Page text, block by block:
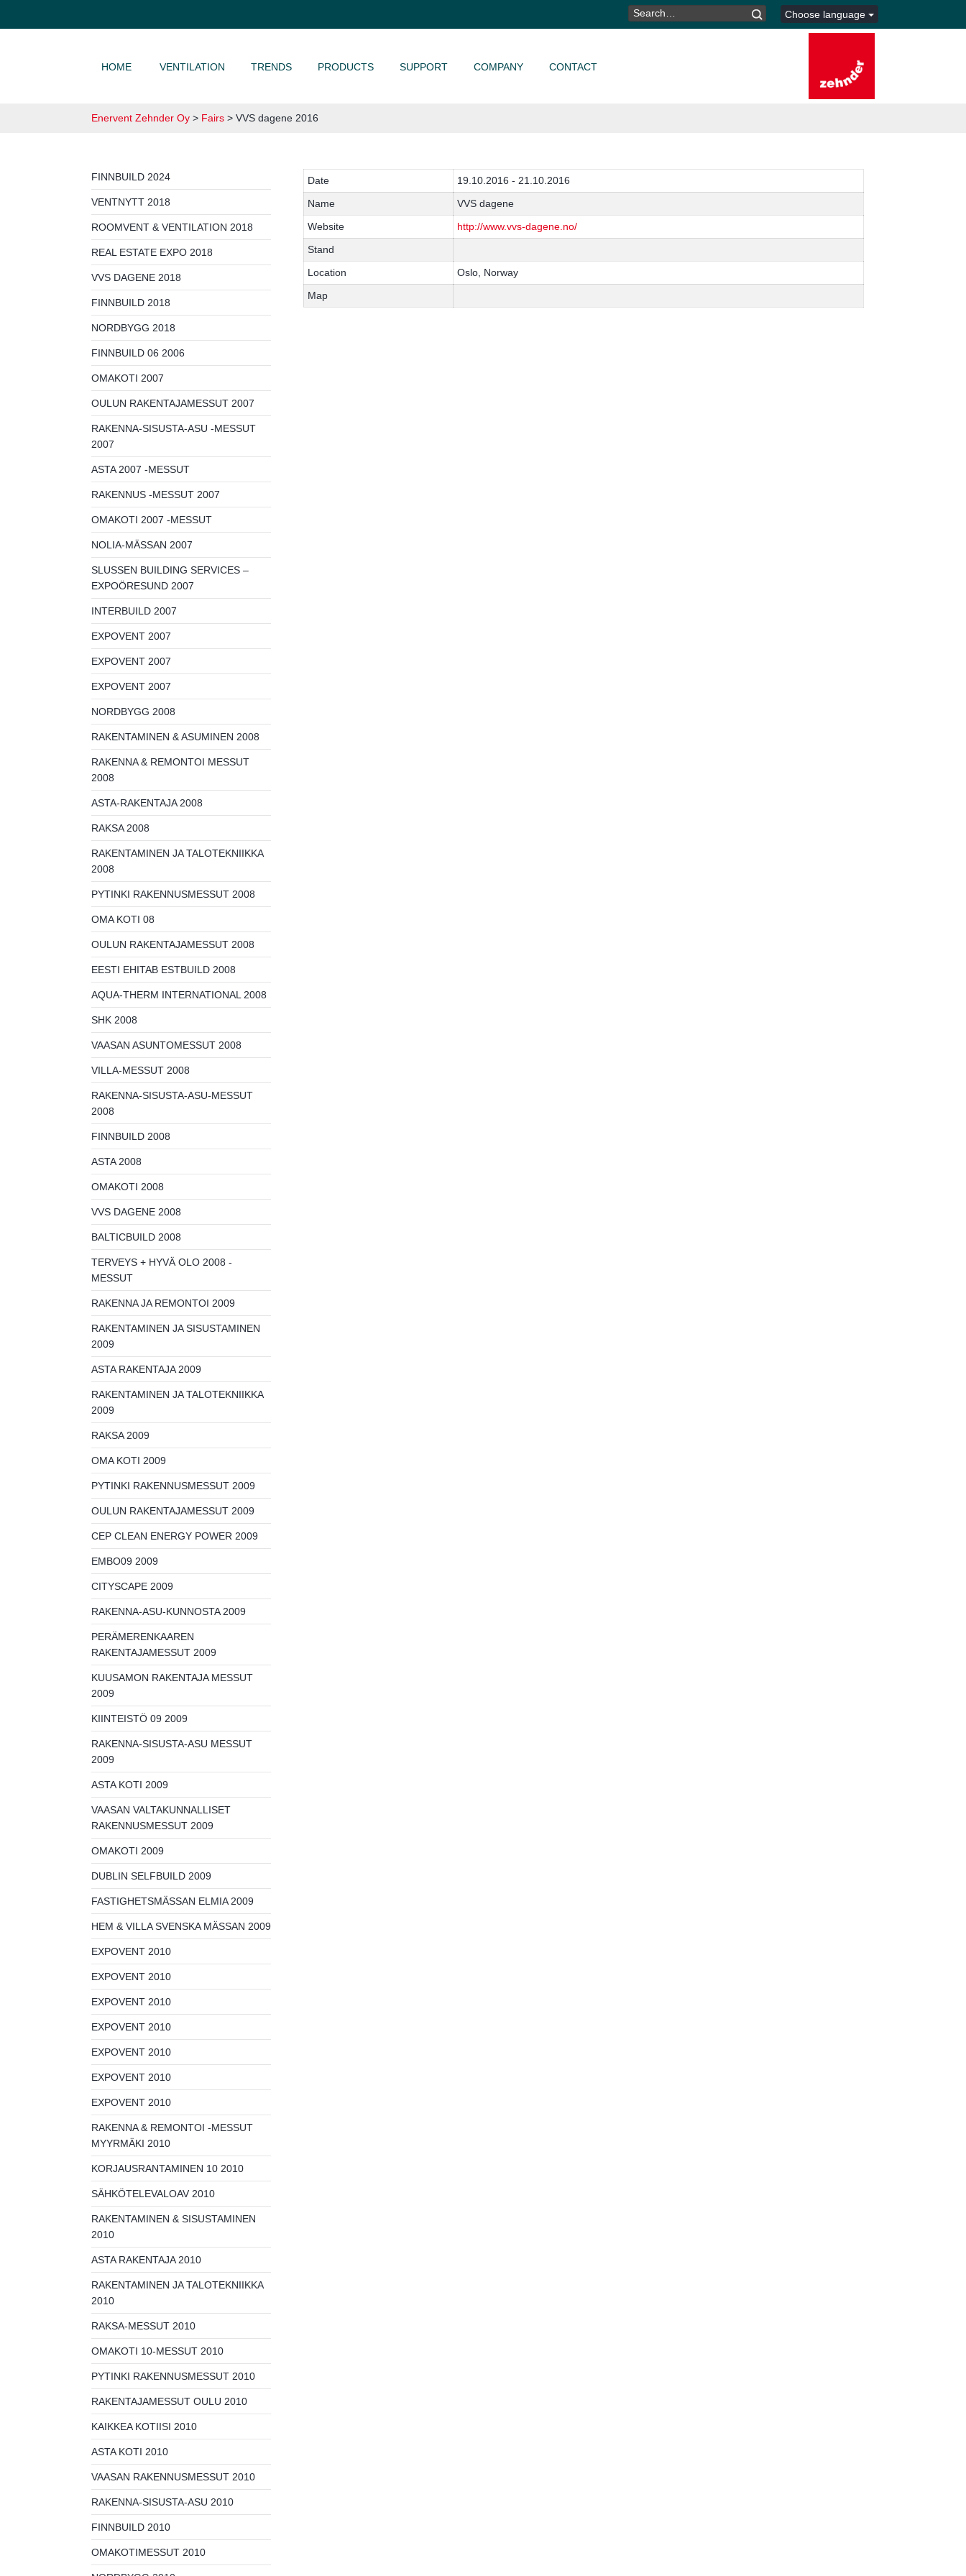
SEARCH
FOR:
Choose language
HOME VENTILATION TRENDS PRODUCTS SUPPORT COMPANY CONTACT
Enervent Zehnder Oy > Fairs > VVS dagene 2016
FINNBUILD 2024
VENTNYTT 2018
ROOMVENT & VENTILATION 2018
REAL ESTATE EXPO 2018
VVS DAGENE 2018
FINNBUILD 2018
NORDBYGG 2018
FINNBUILD 06 2006
OMAKOTI 2007
OULUN RAKENTAJAMESSUT 2007
RAKENNA-SISUSTA-ASU -MESSUT
2007
ASTA 2007 -MESSUT
RAKENNUS -MESSUT 2007
OMAKOTI 2007 -MESSUT
NOLIA-MÄSSAN 2007
SLUSSEN BUILDING SERVICES –
EXPOÖRESUND 2007
INTERBUILD 2007
EXPOVENT 2007
EXPOVENT 2007
EXPOVENT 2007
NORDBYGG 2008
RAKENTAMINEN & ASUMINEN 2008
RAKENNA & REMONTOI MESSUT
2008
ASTA-RAKENTAJA 2008
RAKSA 2008
RAKENTAMINEN JA TALOTEKNIIKKA
2008
PYTINKI RAKENNUSMESSUT 2008
OMA KOTI 08
OULUN RAKENTAJAMESSUT 2008
EESTI EHITAB ESTBUILD 2008
AQUA-THERM INTERNATIONAL 2008
SHK 2008
VAASAN ASUNTOMESSUT 2008
VILLA-MESSUT 2008
RAKENNA-SISUSTA-ASU-MESSUT
2008
FINNBUILD 2008
ASTA 2008
OMAKOTI 2008
VVS DAGENE 2008
BALTICBUILD 2008
TERVEYS + HYVÄ OLO 2008 -
MESSUT
RAKENNA JA REMONTOI 2009
RAKENTAMINEN JA SISUSTAMINEN
2009
ASTA RAKENTAJA 2009
RAKENTAMINEN JA TALOTEKNIIKKA
2009
RAKSA 2009
OMA KOTI 2009
PYTINKI RAKENNUSMESSUT 2009
OULUN RAKENTAJAMESSUT 2009
CEP CLEAN ENERGY POWER 2009
EMBO09 2009
CITYSCAPE 2009
RAKENNA-ASU-KUNNOSTA 2009
PERÄMERENKAAREN
RAKENTAJAMESSUT 2009
KUUSAMON RAKENTAJA MESSUT
2009
KIINTEISTÖ 09 2009
RAKENNA-SISUSTA-ASU MESSUT
2009
ASTA KOTI 2009
VAASAN VALTAKUNNALLISET
RAKENNUSMESSUT 2009
OMAKOTI 2009
DUBLIN SELFBUILD 2009
FASTIGHETSMÄSSAN ELMIA 2009
HEM & VILLA SVENSKA MÄSSAN 2009
EXPOVENT 2010
EXPOVENT 2010
EXPOVENT 2010
EXPOVENT 2010
EXPOVENT 2010
EXPOVENT 2010
EXPOVENT 2010
RAKENNA & REMONTOI -MESSUT
MYYRMÄKI 2010
KORJAUSRANTAMINEN 10 2010
SÄHKÖTELEVALOAV 2010
RAKENTAMINEN & SISUSTAMINEN
2010
ASTA RAKENTAJA 2010
RAKENTAMINEN JA TALOTEKNIIKKA
2010
RAKSA-MESSUT 2010
OMAKOTI 10-MESSUT 2010
PYTINKI RAKENNUSMESSUT 2010
RAKENTAJAMESSUT OULU 2010
KAIKKEA KOTIISI 2010
ASTA KOTI 2010
VAASAN RAKENNUSMESSUT 2010
RAKENNA-SISUSTA-ASU 2010
FINNBUILD 2010
OMAKOTIMESSUT 2010
Date
19.10.2016 - 21.10.2016
Name
VVS dagene
Website
http://www.vvs-dagene.no/
Stand
Location
Oslo, Norway
Map